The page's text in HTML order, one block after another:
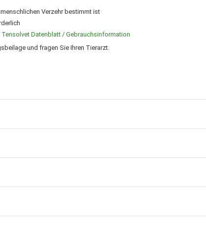
Verzehr bestimmt ist
Tensolvet Datenblatt / Gebrauchsinformation
und fragen Sie Ihren Tierarzt.